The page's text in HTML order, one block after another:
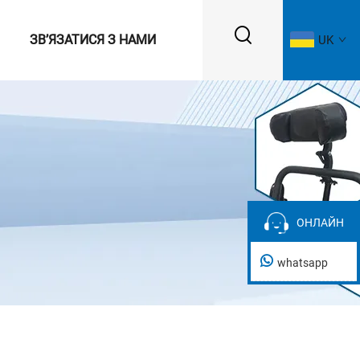
ЗВ’ЯЗАТИСЯ З НАМИ UK
ОНЛАЙН
ОНЛАЙН
whatsapp